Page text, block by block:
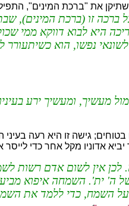
שתיקן את "ברכת המינים",
ברכה זו (ברכת המינים),
היא לבוא דווקא ממי
נפשו, הוא כשיתעורר
מעשיך, ומעשיך ירע
גישה זו היא רעה
מקל אחר כדי לייסר
לכן אין לשום אדם רשות
ה' ית'. השמחה איפוא
על השמח, כדי ללמד את